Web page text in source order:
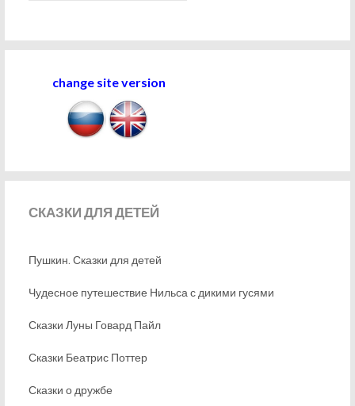
change site version
СКАЗКИДЛЯ ДЕТЕЙ
Пушкин. Сказки для детей
Чудесное путешествие Нильса с дикими гусями
Сказки Луны Говард Пайл
Сказки Беатрис Поттер
Сказки о дружбе